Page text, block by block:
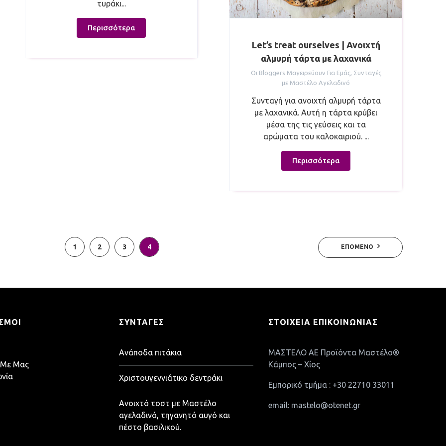
Let’s treat ourselves | Ανοιχτή
αλμυρή τάρτα με λαχανικά
Οι Bloggers Μαγειρεύουν Για Εμάς, Συνταγές
με Μαστέλο Αγελαδινό
Συνταγή για ανοιχτή αλμυρή τάρτα
με λαχανικά. Αυτή η τάρτα κρύβει
μέσα της τις γεύσεις και τα
αρώματα του καλοκαιριού. ...
Περισσότερα
τυράκι...
Περισσότερα
1 2 3 4 ΕΠΌΜΕΝΟ
Με Μας
ΣΥΝΤΑΓΈΣ
Ανάποδα πιτάκια
Χριστουγεννιάτικο δεντράκι
Ανοιχτό τοστ με Μαστέλο
αγελαδινό, τηγανητό αυγό και
πέστο βασιλικού.
ΣΤΟΙΧΕΊΑ ΕΠΙΚΟΙΝΩΝΊΑΣ
ΜΑΣΤΕΛΟ ΑΕ Προϊόντα Μαστέλο®
Κάμπος – Χίος
Εμπορικό τμήμα : +30 22710 33011
email: mastelo@otenet.gr